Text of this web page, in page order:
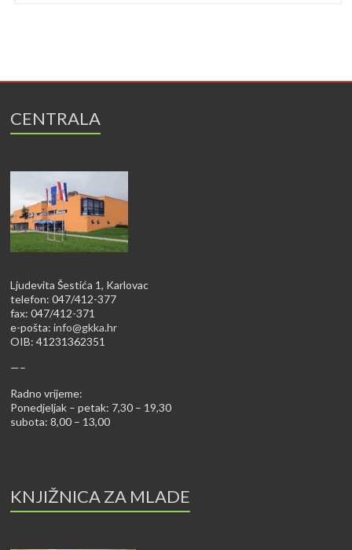
CENTRALA
Ljudevita Šestića 1, Karlovac
telefon: 047/412-377
fax: 047/412-371
e-pošta:info@gkka.hr
OIB: 41231362351
—–
Radno vrijeme:
Ponedjeljak – petak: 7,30 – 19,30
subota: 8,00 – 13,00
KNJIŽNICA ZA MLADE